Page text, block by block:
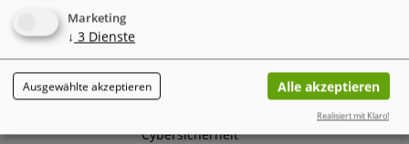
Der "Annual AI Security Report 2026"
von Check Point dokumentiert einen
Cybersicherheit
Marketing
↓ 3 Dienste
Ausgewählte akzeptieren Alle akzeptieren
Realisiert mit Klaro!